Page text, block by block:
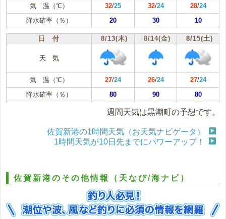
気 温（℃） 32/25 32/24 28/24
降水確率（％）
20 30 10
日 付 8/13(木) 8/14(金) 8/15(土)
天 気
気 温（℃） 27/24 26/24 27/24
降水確率（％）
80 90 80
週間天気は黒潮町の予想です。
佐賀新港の1時間天気（お天気ナビゲータ）
1時間天気が10日先までにパワーアップ！
佐賀新港のその他情報（天なび/海ナビ）